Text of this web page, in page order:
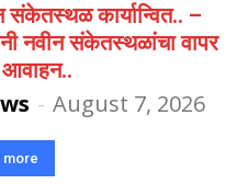
संकेतस्थळ कार्यान्वित.. –
नवीन संकेतस्थळांचा वापर
- August 7, 2026
more